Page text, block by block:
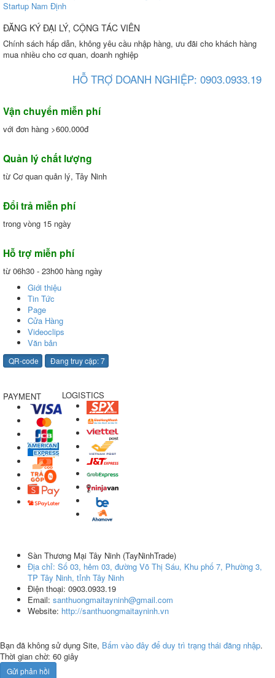
ĐĂNG KÝ ĐẠI LÝ, CỘNG TÁC VIÊN
Chính sách hấp dẫn, không yêu cầu nhập hàng, ưu đãi cho khách hàng
mua nhiều cho cơ quan, doanh nghiệp
HỖ TRỢ DOANH NGHIỆP: 0903.0933.19
Vận chuyển miễn phí
với đơn hàng >600.000đ
Quản lý chất lượng
từ Cơ quan quản lý, Tây Ninh
Đổi trả miễn phí
trong vòng 15 ngày
Hỗ trợ miễn phí
từ 06h30 - 23h00 hàng ngày
Giới thiệu
Tin Tức
Page
Cửa Hàng
Videoclips
Văn bản
QR-code Đang truy cập: 7
PAYMENT LOGISTICS
Sàn Thương Mại Tây Ninh (TayNinhTrade)
Địa chỉ: Số 03, hẻm 03, đường Võ Thị Sáu, Khu phố 7, Phường 3,
TP Tây Ninh, tỉnh Tây Ninh
Điện thoại: 0903.0933.19
Email: santhuongmaitayninh@gmail.com
Website: http://santhuongmaitayninh.vn
Bạn đã không sử dụng Site, Bấm vào đây để duy trì trạng thái đăng nhập.
Thời gian chờ: 60 giây
Gửi phản hồi